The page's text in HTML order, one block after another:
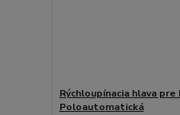
Rýchloupínacia hlava pre
Poloautomatická